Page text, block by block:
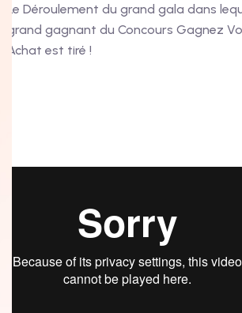
Le Déroulement du grand gala dans
grand gagnant du Concours Gagnez
Achat est tiré !